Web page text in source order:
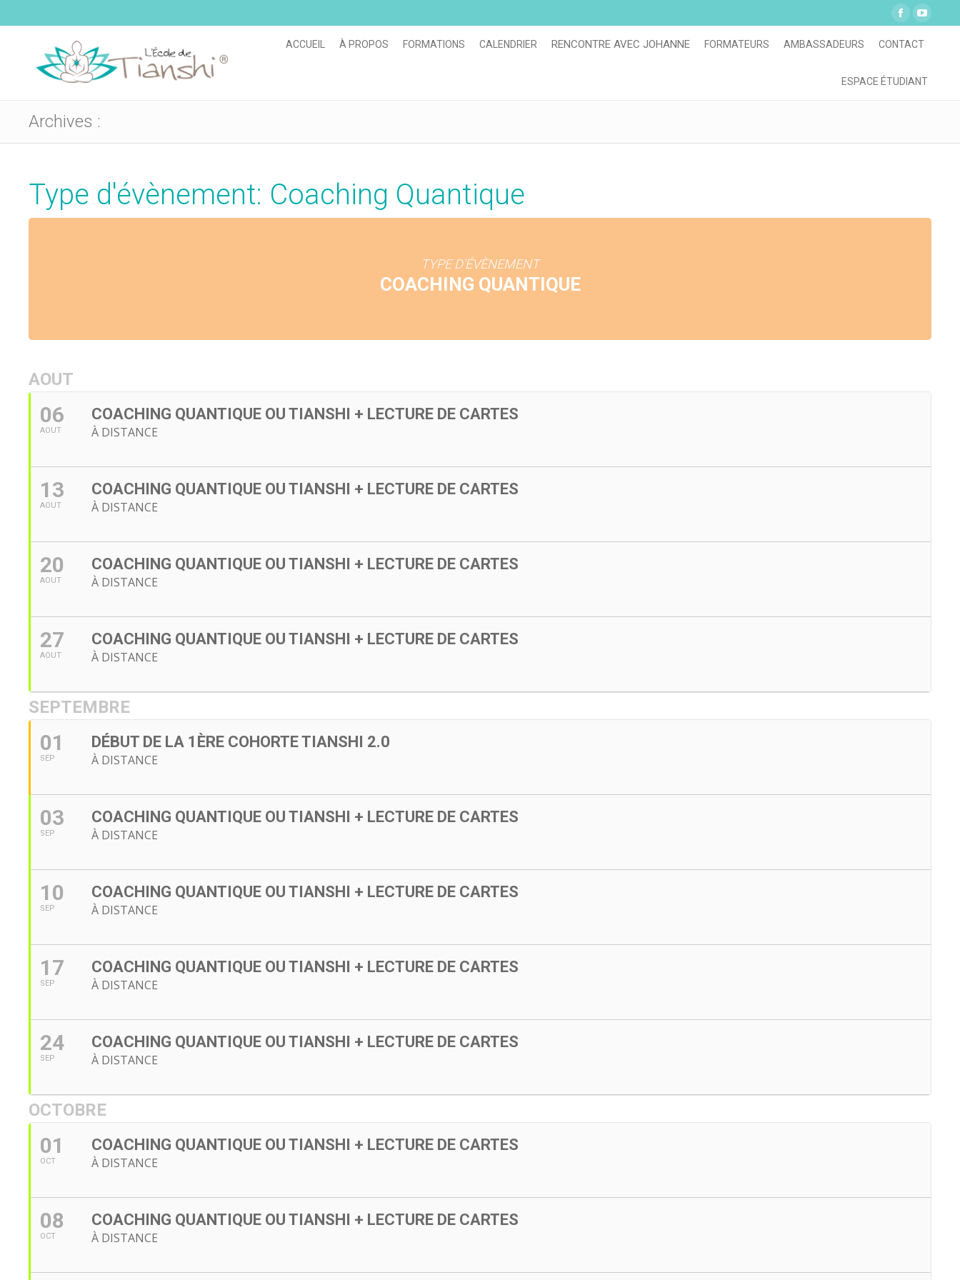
Facebook
page
in
page
in
ACCUEIL À PROPOS FORMATIONS CALENDRIER RENCONTRE AVEC JOHANNE FORMATEURS AMBASSADEURS CONTACT
ESPACE ÉTUDIANT
Archives :
Type d'évènement: Coaching Quantique
TYPE D'ÉVÈNEMENT
COACHING QUANTIQUE
AOUT
06
AOUT
COACHING QUANTIQUE OU TIANSHI + LECTURE DE CARTES
À DISTANCE
13
AOUT
COACHING QUANTIQUE OU TIANSHI + LECTURE DE CARTES
À DISTANCE
20
AOUT
COACHING QUANTIQUE OU TIANSHI + LECTURE DE CARTES
À DISTANCE
27
AOUT
COACHING QUANTIQUE OU TIANSHI + LECTURE DE CARTES
À DISTANCE
SEPTEMBRE
01
SEP
DÉBUT DE LA 1ÈRE COHORTE TIANSHI 2.0
À DISTANCE
03
SEP
COACHING QUANTIQUE OU TIANSHI + LECTURE DE CARTES
À DISTANCE
10
SEP
COACHING QUANTIQUE OU TIANSHI + LECTURE DE CARTES
À DISTANCE
17
SEP
COACHING QUANTIQUE OU TIANSHI + LECTURE DE CARTES
À DISTANCE
24
SEP
COACHING QUANTIQUE OU TIANSHI + LECTURE DE CARTES
À DISTANCE
OCTOBRE
01
OCT
COACHING QUANTIQUE OU TIANSHI + LECTURE DE CARTES
À DISTANCE
08
OCT
COACHING QUANTIQUE OU TIANSHI + LECTURE DE CARTES
À DISTANCE